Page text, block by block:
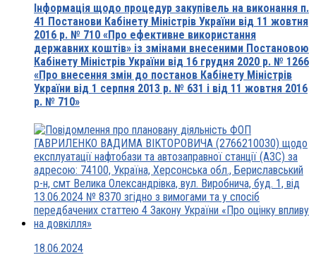
Інформація щодо процедур закупівель на виконання п.
41 Постанови Кабінету Міністрів України від 11 жовтня
2016 р. № 710 «Про ефективне використання
державних коштів» із змінами внесеними Постановою
Кабінету Міністрів України від 16 грудня 2020 р. № 1266
«Про внесення змін до постанов Кабінету Міністрів
України від 1 серпня 2013 р. № 631 і від 11 жовтня 2016
р. № 710»
18.06.2024